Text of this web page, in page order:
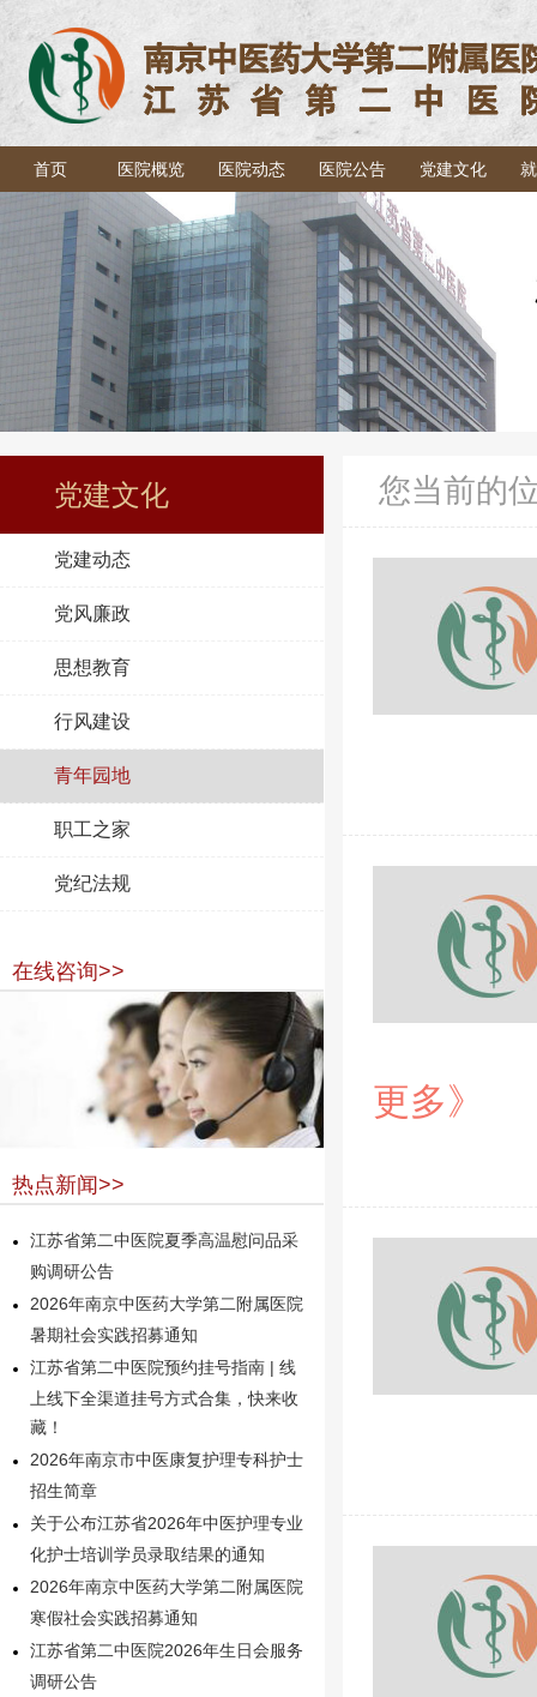
首页 医院概览 医院动态 医院公告 党建文化
党建文化
党建动态
党风廉政
思想教育
行风建设
青年园地
职工之家
党纪法规
在线咨询>>
热点新闻>>
江苏省第二中医院夏季高温慰问品采
购调研公告
2026年南京中医药大学第二附属医院
暑期社会实践招募通知
江苏省第二中医院预约挂号指南 | 线
上线下全渠道挂号方式合集，快来收
藏！
2026年南京市中医康复护理专科护士
招生简章
关于公布江苏省2026年中医护理专业
化护士培训学员录取结果的通知
2026年南京中医药大学第二附属医院
寒假社会实践招募通知
江苏省第二中医院2026年生日会服务
调研公告
您当前的
更多》